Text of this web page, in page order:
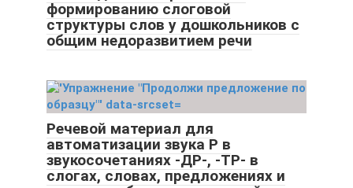
формированию слоговой
структуры слов у дошкольников с
общим недоразвитием речи
Речевой материал для
автоматизации звука Р в
звукосочетаниях -ДР-, -ТР- в
слогах, словах, предложениях и